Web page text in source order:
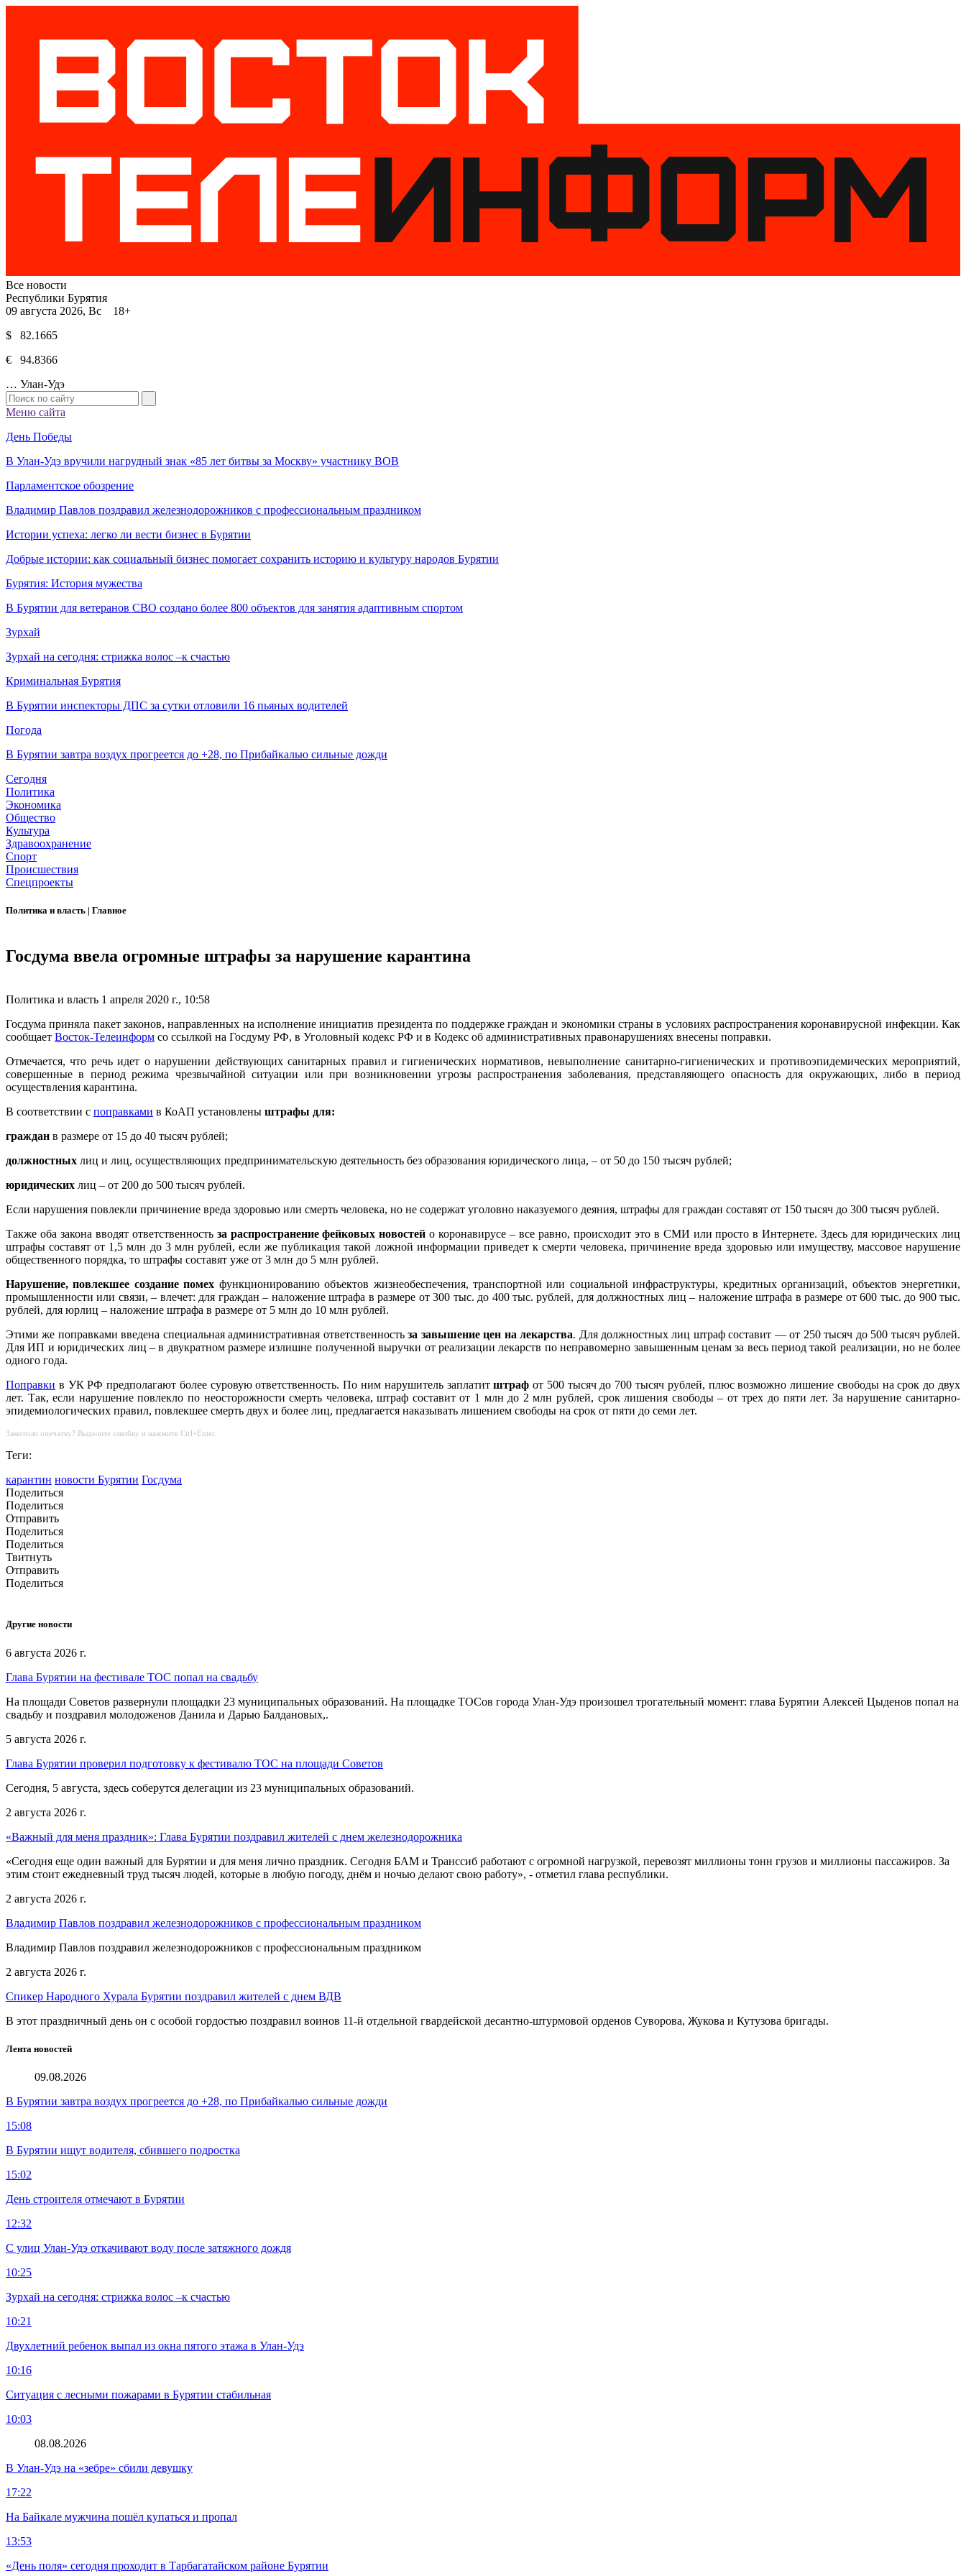
Все новости
Республики Бурятия
09 августа 2026, Вс 18+
$ 82.1665
€ 94.8366
… Улан-Удэ
Меню сайта
День Победы
В Улан-Удэ вручили нагрудный знак «85 лет битвы за Москву» участнику ВОВ
Парламентское обозрение
Владимир Павлов поздравил железнодорожников с профессиональным праздником
Истории успеха: легко ли вести бизнес в Бурятии
Добрые истории: как социальный бизнес помогает сохранить историю и культуру народов Бурятии
Бурятия: История мужества
В Бурятии для ветеранов СВО создано более 800 объектов для занятия адаптивным спортом
Зурхай
Зурхай на сегодня: стрижка волос –к счастью
Криминальная Бурятия
В Бурятии инспекторы ДПС за сутки отловили 16 пьяных водителей
Погода
В Бурятии завтра воздух прогреется до +28, по Прибайкалью сильные дожди
Сегодня
Политика
Экономика
Общество
Культура
Здравоохранение
Спорт
Происшествия
Спецпроекты
Политика и власть | Главное
Госдума ввела огромные штрафы за нарушение карантина
Политика и власть 1 апреля 2020 г., 10:58
Госдума приняла пакет законов, направленных на исполнение инициатив президента по поддержке граждан и экономики страны в условиях распространения коронавирусной инфекции. Как
сообщает Восток-Телеинформ со ссылкой на Госдуму РФ, в Уголовный кодекс РФ и в Кодекс об административных правонарушениях внесены поправки.
Отмечается, что речь идет о нарушении действующих санитарных правил и гигиенических нормативов, невыполнение санитарно-гигиенических и противоэпидемических мероприятий,
совершенные в период режима чрезвычайной ситуации или при возникновении угрозы распространения заболевания, представляющего опасность для окружающих, либо в период
осуществления карантина.
В соответствии с поправками в КоАП установлены штрафы для:
граждан в размере от 15 до 40 тысяч рублей;
должностных лиц и лиц, осуществляющих предпринимательскую деятельность без образования юридического лица, – от 50 до 150 тысяч рублей;
юридических лиц – от 200 до 500 тысяч рублей.
Если нарушения повлекли причинение вреда здоровью или смерть человека, но не содержат уголовно наказуемого деяния, штрафы для граждан составят от 150 тысяч до 300 тысяч рублей.
Также оба закона вводят ответственность за распространение фейковых новостей о коронавирусе – все равно, происходит это в СМИ или просто в Интернете. Здесь для юридических лиц
штрафы составят от 1,5 млн до 3 млн рублей, если же публикация такой ложной информации приведет к смерти человека, причинение вреда здоровью или имуществу, массовое нарушение
общественного порядка, то штрафы составят уже от 3 млн до 5 млн рублей.
Нарушение, повлекшее создание помех функционированию объектов жизнеобеспечения, транспортной или социальной инфраструктуры, кредитных организаций, объектов энергетики,
промышленности или связи, – влечет: для граждан – наложение штрафа в размере от 300 тыс. до 400 тыс. рублей, для должностных лиц – наложение штрафа в размере от 600 тыс. до 900 тыс.
рублей, для юрлиц – наложение штрафа в размере от 5 млн до 10 млн рублей.
Этими же поправками введена специальная административная ответственностьза завышение цен на лекарства. Для должностных лиц штраф составит — от 250 тысяч до 500 тысяч рублей.
Для ИП и юридических лиц – в двукратном размере излишне полученной выручки от реализации лекарств по неправомерно завышенным ценам за весь период такой реализации, но не более
одного года.
Поправки в УК РФ предполагают более суровую ответственность. По ним нарушитель заплатитштраф от 500 тысяч до 700 тысяч рублей, плюс возможно лишение свободы на срок до двух
лет. Так, если нарушение повлекло по неосторожности смерть человека, штраф составит от 1 млн до 2 млн рублей, срок лишения свободы – от трех до пяти лет. За нарушение санитарно-
эпидемиологических правил, повлекшее смерть двух и более лиц, предлагается наказывать лишением свободы на срок от пяти до семи лет.
Заметили опечатку? Выделите ошибку и нажмите Ctrl+Enter.
Теги:
карантин новости Бурятии Госдума
Поделиться
Поделиться
Отправить
Поделиться
Поделиться
Твитнуть
Отправить
Поделиться
Другие новости
6 августа 2026 г.
Глава Бурятии на фестивале ТОС попал на свадьбу
На площади Советов развернули площадки 23 муниципальных образований. На площадке ТОСов города Улан-Удэ произошел трогательный момент: глава Бурятии Алексей Цыденов попал на
свадьбу и поздравил молодоженов Данила и Дарью Балдановых,.
5 августа 2026 г.
Глава Бурятии проверил подготовку к фестивалю ТОС на площади Советов
Сегодня, 5 августа, здесь соберутся делегации из 23 муниципальных образований.
2 августа 2026 г.
«Важный для меня праздник»: Глава Бурятии поздравил жителей с днем железнодорожника
«Сегодня еще один важный для Бурятии и для меня лично праздник. Сегодня БАМ и Транссиб работают с огромной нагрузкой, перевозят миллионы тонн грузов и миллионы пассажиров. За
этим стоит ежедневный труд тысяч людей, которые в любую погоду, днём и ночью делают свою работу», - отметил глава республики.
2 августа 2026 г.
Владимир Павлов поздравил железнодорожников с профессиональным праздником
Владимир Павлов поздравил железнодорожников с профессиональным праздником
2 августа 2026 г.
Спикер Народного Хурала Бурятии поздравил жителей с днем ВДВ
В этот праздничный день он с особой гордостью поздравил воинов 11-й отдельной гвардейской десантно-штурмовой орденов Суворова, Жукова и Кутузова бригады.
Лента новостей
09.08.2026
В Бурятии завтра воздух прогреется до +28, по Прибайкалью сильные дожди
15:08
В Бурятии ищут водителя, сбившего подростка
15:02
День строителя отмечают в Бурятии
12:32
С улиц Улан-Удэ откачивают воду после затяжного дождя
10:25
Зурхай на сегодня: стрижка волос –к счастью
10:21
Двухлетний ребенок выпал из окна пятого этажа в Улан-Удэ
10:16
Ситуация с лесными пожарами в Бурятии стабильная
10:03
08.08.2026
В Улан-Удэ на «зебре» сбили девушку
17:22
На Байкале мужчина пошёл купаться и пропал
13:53
«День поля» сегодня проходит в Тарбагатайском районе Бурятии